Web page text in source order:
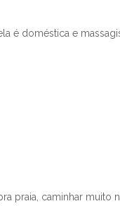
é doméstica e
praia, caminhar muito